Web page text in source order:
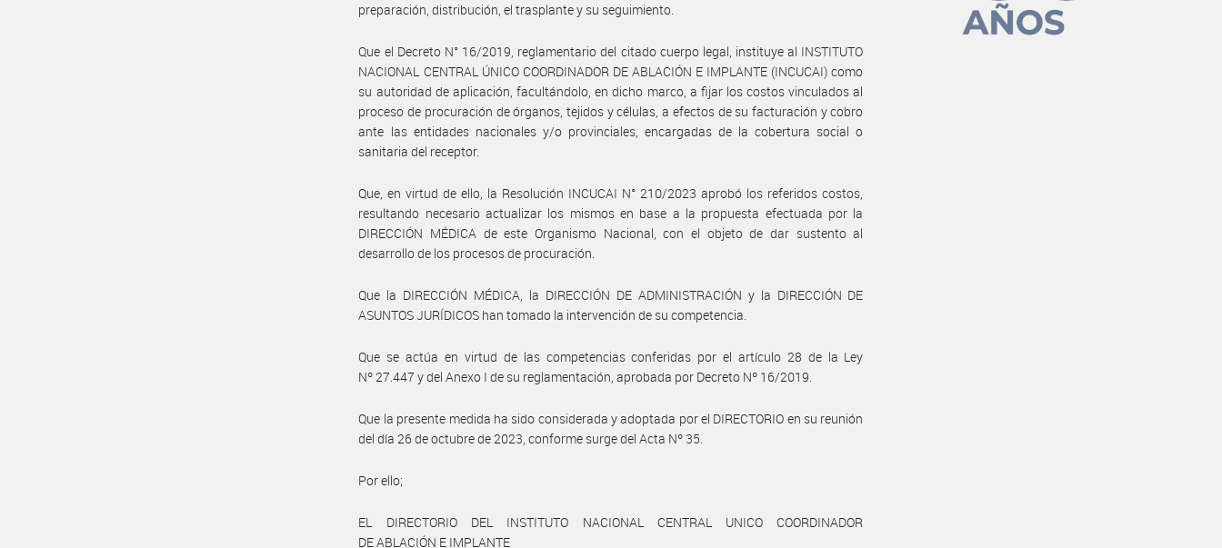
preparación, distribución, el trasplante y su seguimiento.
Que el Decreto N° 16/2019, reglamentario del citado cuerpo legal, instituye al INSTITUTO
NACIONAL CENTRAL ÚNICO COORDINADOR DE ABLACIÓN E IMPLANTE (INCUCAI) como
su autoridad de aplicación, facultándolo, en dicho marco, a fijar los costos vinculados al
proceso de procuración de órganos, tejidos y células, a efectos de su facturación y cobro
ante las entidades nacionales y/o provinciales, encargadas de la cobertura social o
sanitaria del receptor.
Que, en virtud de ello, la Resolución INCUCAI N° 210/2023 aprobó los referidos costos,
resultando necesario actualizar los mismos en base a la propuesta efectuada por la
DIRECCIÓN MÉDICA de este Organismo Nacional, con el objeto de dar sustento al
desarrollo de los procesos de procuración.
Que la DIRECCIÓN MÉDICA, la DIRECCIÓN DE ADMINISTRACIÓN y la DIRECCIÓN DE
ASUNTOS JURÍDICOS han tomado la intervención de su competencia.
Que se actúa en virtud de las competencias conferidas por el artículo 28 de la Ley
Nº 27.447 y del Anexo I de su reglamentación, aprobada por Decreto Nº 16/2019.
Que la presente medida ha sido considerada y adoptada por el DIRECTORIO en su reunión
del día 26 de octubre de 2023, conforme surge del Acta Nº 35.
Por ello;
EL DIRECTORIO DEL INSTITUTO NACIONAL CENTRAL UNICO COORDINADOR
DE ABLACIÓN E IMPLANTE